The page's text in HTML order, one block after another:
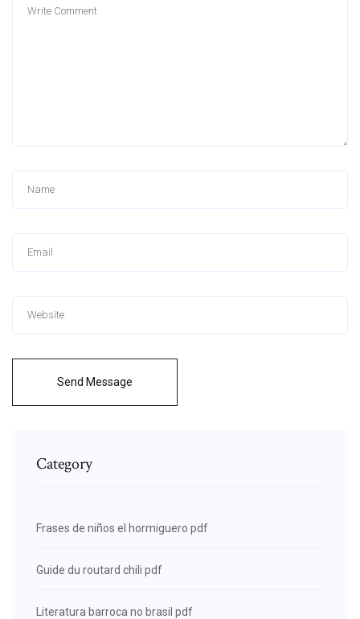
Send Message
Category
Frases de niños el hormiguero pdf
Guide du routard chili pdf
Literatura barroca no brasil pdf